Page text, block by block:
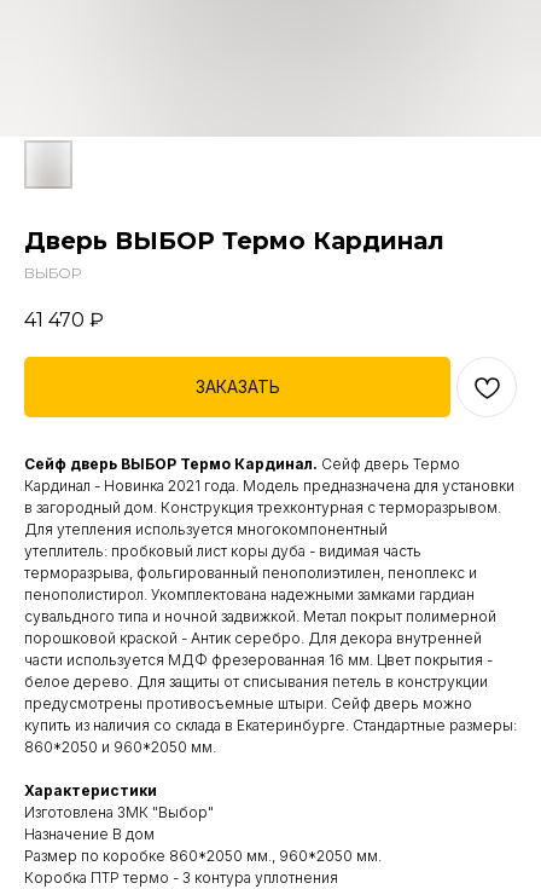
Дверь ВЫБОР Термо Кардинал
ВЫБОР
41 470 ₽
ЗАКАЗАТЬ
Сейф дверь ВЫБОР Термо Кардинал. Сейф дверь Термо
Кардинал - Новинка 2021 года. Модель предназначена для установки
в загородный дом. Конструкция трехконтурная с терморазрывом.
Для утепления используется многокомпонентный
утеплитель: пробковый лист коры дуба - видимая часть
терморазрыва, фольгированный пенополиэтилен, пеноплекс и
пенополистирол. Укомплектована надежными замками гардиан
сувальдного типа и ночной задвижкой. Метал покрыт полимерной
порошковой краской - Антик серебро. Для декора внутренней
части используется МДФ фрезерованная 16 мм. Цвет покрытия -
белое дерево. Для защиты от списывания петель в конструкции
предусмотрены противосъемные штыри. Сейф дверь можно
купить из наличия со склада в Екатеринбурге. Стандартные размеры:
860*2050 и 960*2050 мм.
Характеристики
Изготовлена ЗМК "Выбор"
Назначение В дом
Размер по коробке 860*2050 мм., 960*2050 мм.
Коробка ПТР термо - 3 контура уплотнения